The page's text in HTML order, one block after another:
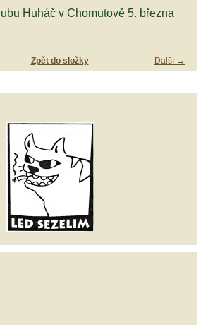
Huháč v Chomutově 5. března
Další →
Zpět do složky